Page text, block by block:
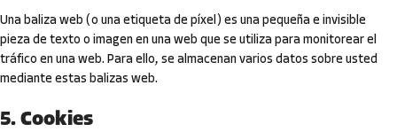
Una baliza web (o una etiqueta de píxel) es una pequeña e invisible
pieza de texto o imagen en una web que se utiliza para monitorear el
tráfico en una web. Para ello, se almacenan varios datos sobre usted
mediante estas balizas web.
5. Cookies